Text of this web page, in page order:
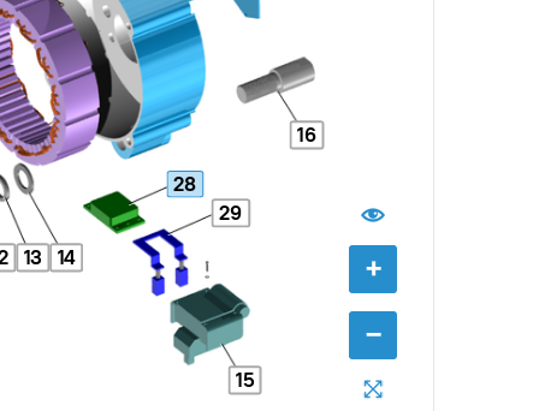
+
−
13 14
15
16
28
29
+ Купить
+ Купить